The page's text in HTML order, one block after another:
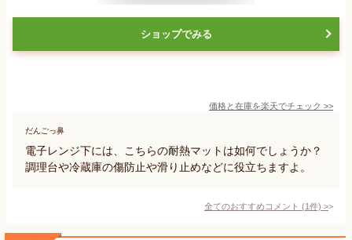
ショップでみる
価格と在庫を楽天でチェック >>
だんごっ鼻
電子レンジ下には、こちらの耐熱マットは如何でしょうか？
調理台や冷蔵庫の傷防止や滑り止めなどに役立ちますよ。
全てのおすすめコメント (1件) >